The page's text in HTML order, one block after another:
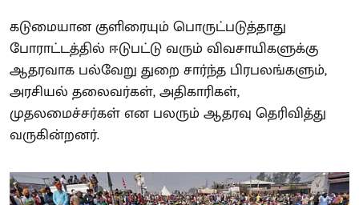
கடுமையான குளிரையும் பொருட்படுத்தாது
போராட்டத்தில் ஈடுபட்டு வரும் விவசாயிகளுக்கு
ஆதரவாக பல்வேறு துறை சார்ந்த பிரபலங்களும்,
அரசியல் தலைவர்கள், அதிகாரிகள்,
முதலமைச்சர்கள் என பலரும் ஆதரவு தெரிவித்து
வருகின்றனர்.